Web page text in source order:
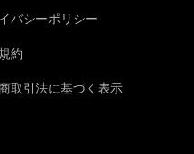
バシーポリシー
約
取引法に基づく表示